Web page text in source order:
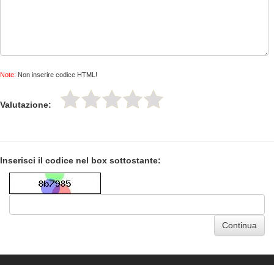
Note: Non inserire codice HTML!
Valutazione:
Inserisci il codice nel box sottostante:
Continua